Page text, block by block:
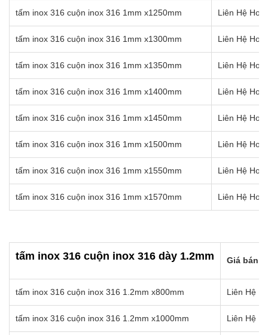
tấm inox 316 cuộn inox 316 1mm x1250mm Liên Hệ
tấm inox 316 cuộn inox 316 1mm x1300mm Liên Hệ
tấm inox 316 cuộn inox 316 1mm x1350mm Liên Hệ
tấm inox 316 cuộn inox 316 1mm x1400mm Liên Hệ
tấm inox 316 cuộn inox 316 1mm x1450mm Liên Hệ
tấm inox 316 cuộn inox 316 1mm x1500mm Liên Hệ
tấm inox 316 cuộn inox 316 1mm x1550mm Liên Hệ
tấm inox 316 cuộn inox 316 1mm x1570mm Liên Hệ
tấm inox 316 cuộn inox 316 dày 1.2mm Giá bán
tấm inox 316 cuộn inox 316 1.2mm x800mm Liên Hệ
tấm inox 316 cuộn inox 316 1.2mm x1000mm Liên Hệ